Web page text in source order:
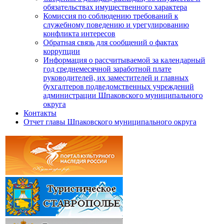
обязательствах имущественного характера
Комиссия по соблюдению требований к
служебному поведению и урегулированию
конфликта интересов
Обратная связь для сообщений о фактах
коррупции
Информация о рассчитываемой за календарный
год среднемесячной заработной плате
руководителей, их заместителей и главных
бухгалтеров подведомственных учреждений
администрации Шпаковского муниципального
округа
Контакты
Отчет главы Шпаковского муниципального округа